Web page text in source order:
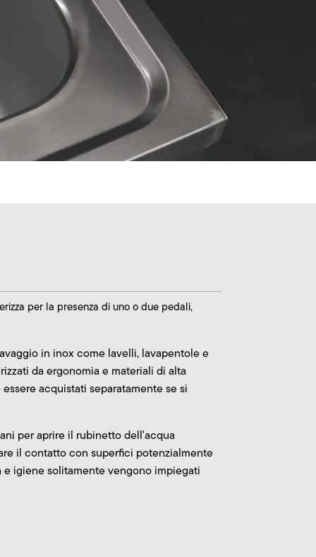
per la presenza di uno o due pedali,
in inox come lavelli, lavapentole e
da ergonomia e materiali di alta
acquistati separatamente se si
per aprire il rubinetto dell'acqua
il contatto con superfici potenzialmente
igiene solitamente vengono impiegati